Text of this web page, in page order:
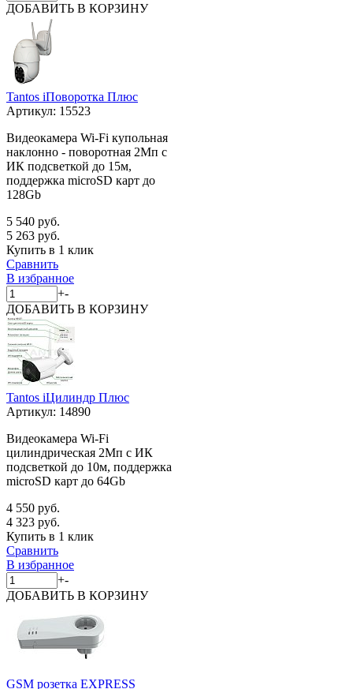
ДОБАВИТЬ В КОРЗИНУ
Tantos iПоворотка Плюс
Артикул: 15523
Видеокамера Wi-Fi купольная
наклонно - поворотная 2Мп с
ИК подсветкой до 15м,
поддержка microSD карт до
128Gb
5 540 руб.
5 263 руб.
Купить в 1 клик
Сравнить
В избранное
+-
ДОБАВИТЬ В КОРЗИНУ
Tantos iЦилиндр Плюс
Артикул: 14890
Видеокамера Wi-Fi
цилиндрическая 2Мп с ИК
подсветкой до 10м, поддержка
microSD карт до 64Gb
4 550 руб.
4 323 руб.
Купить в 1 клик
Сравнить
В избранное
+-
ДОБАВИТЬ В КОРЗИНУ
GSM розетка EXPRESS